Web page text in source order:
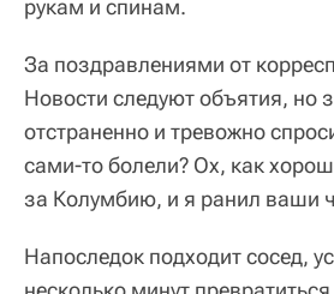
рукам и спинам.
За поздравлениями от
Новости следуют объятия, но
отстраненно и тревожно
сами-то болели? Ох, как
за Колумбию, и я ранил ваши
Напоследок подходит сосед,